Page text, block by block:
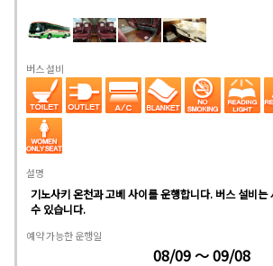
버스 설비
설명
기노사키 온천과 고베 사이를 운행합니다. 버스 설비는
수 있습니다.
예약 가능한 운행일
08/09 ～ 09/08